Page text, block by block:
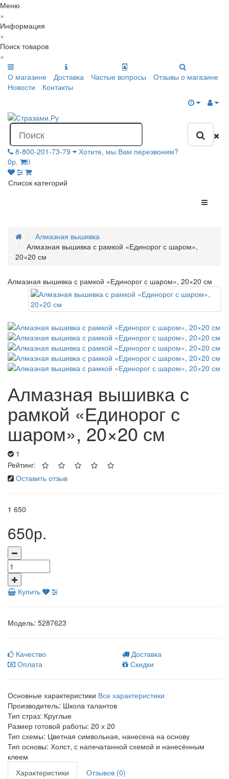
Меню
×
Информация
×
Поиск товаров
×
О магазине
Доставка Частые вопросы
Отзывы о магазине
Новости
Контакты
8-800-201-73-79
Хотите, мы Вам перезвоним?
0р.
0
Список категорий
Алмазная вышивка
Алмазная вышивка с рамкой «Единорог с шаром»,
20×20 см
Алмазная вышивка с рамкой «Единорог с шаром», 20×20 см
Алмазная вышивка с
рамкой «Единорог с
шаром», 20×20 см
1
Рейтинг:
Оставить отзыв
1 650
650р.
Купить
Модель: 5287623
Качество
Доставка
Оплата
Скидки
Основные характеристики Все характеристики
Производитель: Школа талантов
Тип страз: Круглые
Размер готовой работы: 20 х 20
Тип схемы: Цветная символьная, нанесена на основу
Тип основы: Холст, с напечатанной схемой и нанесённым
клеем
Характеристики
Отзывов (0)